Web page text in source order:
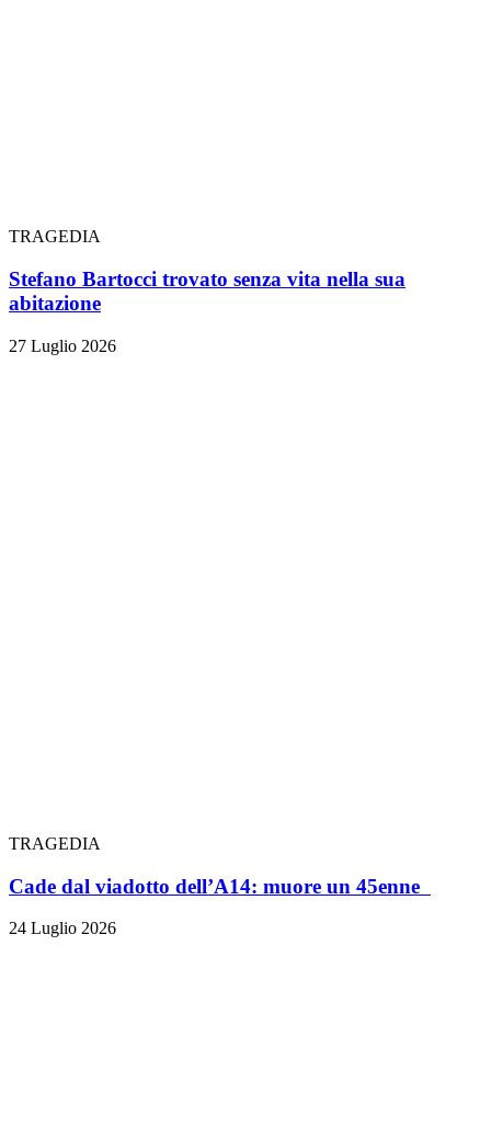
TRAGEDIA
Stefano Bartocci trovato senza vita nella sua
abitazione
27 Luglio 2026
TRAGEDIA
Cade dal viadotto dell’A14: muore un 45enne
24 Luglio 2026